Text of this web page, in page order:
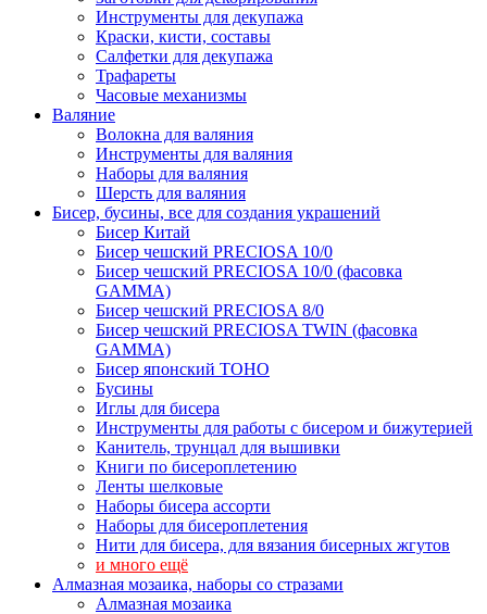
Инструменты для декупажа
Краски, кисти, составы
Салфетки для декупажа
Трафареты
Часовые механизмы
Валяние
Волокна для валяния
Инструменты для валяния
Наборы для валяния
Шерсть для валяния
Бисер, бусины, все для создания украшений
Бисер Китай
Бисер чешский PRECIOSA 10/0
Бисер чешский PRECIOSA 10/0 (фасовка
GAMMA)
Бисер чешский PRECIOSA 8/0
Бисер чешский PRECIOSA TWIN (фасовка
GAMMA)
Бисер японский TOHO
Бусины
Иглы для бисера
Инструменты для работы с бисером и бижутерией
Канитель, трунцал для вышивки
Книги по бисероплетению
Ленты шелковые
Наборы бисера ассорти
Наборы для бисероплетения
Нити для бисера, для вязания бисерных жгутов
и много ещё
Алмазная мозаика, наборы со стразами
Алмазная мозаика